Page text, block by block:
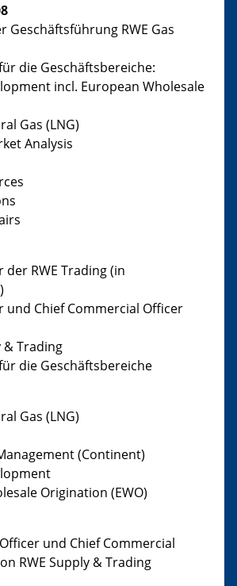
Geschäftsführung RWE Gas
die Geschäftsbereiche:
incl. European Wholesale
Gas (LNG)
Analysis
RWE Trading (in
und Chief Commercial Officer
& Trading
die Geschäftsbereiche
Gas (LNG)
(Continent)
Origination (EWO)
und Chief Commercial
RWE Supply & Trading